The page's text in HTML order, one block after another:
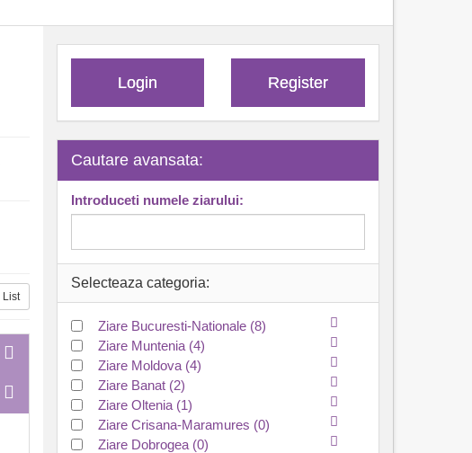
List
Login Register
Cautare avansata:
Introduceti numele ziarului:
Selecteaza categoria:
Ziare Bucuresti-Nationale (8)
Ziare Muntenia (4)
Ziare Moldova (4)
Ziare Banat (2)
Ziare Oltenia (1)
Ziare Crisana-Maramures (0)
Ziare Dobrogea (0)